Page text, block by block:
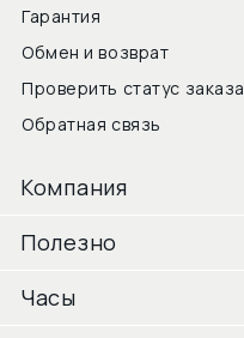
Гарантия
Обмен и возврат
Проверить статус заказа
Обратная связь
Компания
Полезно
Часы